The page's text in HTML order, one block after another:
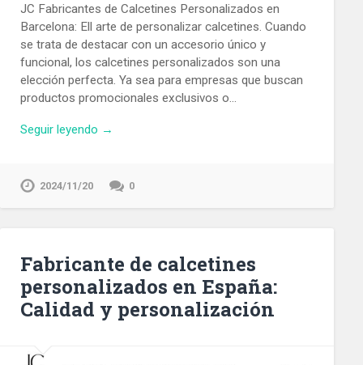
JC Fabricantes de Calcetines Personalizados en
Barcelona: Ell arte de personalizar calcetines. Cuando
se trata de destacar con un accesorio único y
funcional, los calcetines personalizados son una
elección perfecta. Ya sea para empresas que buscan
productos promocionales exclusivos o…
Seguir leyendo →
2024/11/20 0
Fabricante de calcetines
personalizados en España:
Calidad y personalización